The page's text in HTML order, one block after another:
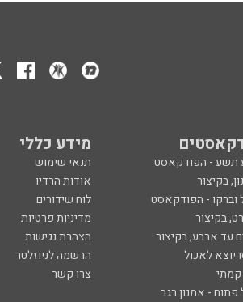
מידע כללי
תשע - הפודקאסט
תנאי שימוש
בקיצור
אודות הרדיו
וברקו - הפודקאסט
לוח שידורים
בקיצור
מדיניות פרטיות
עד ארבע, בקיצור
הצהרת נגישות
יוצא לאכול
הרשמה לניוזלטר
צרו קשר
פתוח - אמנון רגב